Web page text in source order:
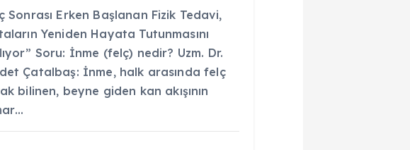
Sonrası Erken Başlanan Fizik Tedavi,
Yeniden Hayata Tutunmasını
Soru: İnme (felç) nedir? Uzm. Dr.
Çatalbaş: İnme, halk arasında felç
bilinen, beyne giden kan akışının